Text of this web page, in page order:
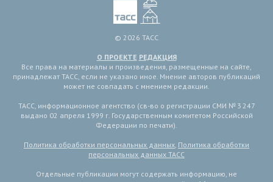
© 2026 ТАСС
О ПРОЕКТЕ РЕДАКЦИЯ
Все права на материалы и произведения, размещенные на сайте,
принадлежат ТАСС, если не указано иное. Мнение авторов публикаций
может не совпадать с мнением редакции.
ТАСС, информационное агентство (св-во о регистрации СМИ № 3 247
выдано 02 апреля 1999 г. Государственным комитетом Российской
Федерации по печати).
Политика обработки персональных данных, Политика обработки
персональных данных ТАСС
Отдельные публикации могут содержать информацию, не